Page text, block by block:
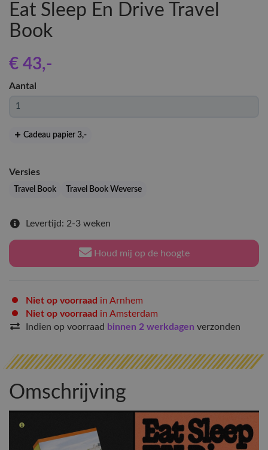
Eat Sleep En Drive Travel
Book
€ 43,-
Aantal
Cadeau papier 3,-
Versies
Travel Book Travel Book Weverse
Levertijd: 2-3 weken
Houd mij op de hoogte
Niet op voorraad in Arnhem
Niet op voorraad in Amsterdam
Indien op voorraad binnen 2 werkdagen verzonden
Omschrijving